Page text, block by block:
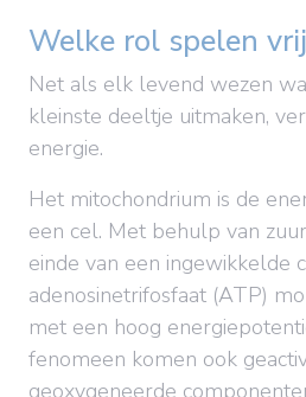
Welke rol spelen
Net als elk levend wezen
kleinste deeltje uitmaken,
energie.
Het mitochondrium is de
een cel. Met behulp van
einde van een ingewikkelde
adenosinetrifosfaat (ATP)
met een hoog
fenomeen komen ook